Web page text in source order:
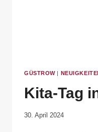
GÜSTROW|
Kita-Tag
Von
30. April 2024